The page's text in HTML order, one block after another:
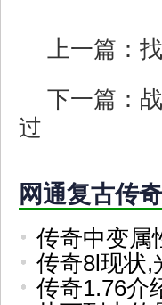
上一篇：
下一篇：
过
网通复古传
传奇中变属
传奇8l现状,
传奇1.76